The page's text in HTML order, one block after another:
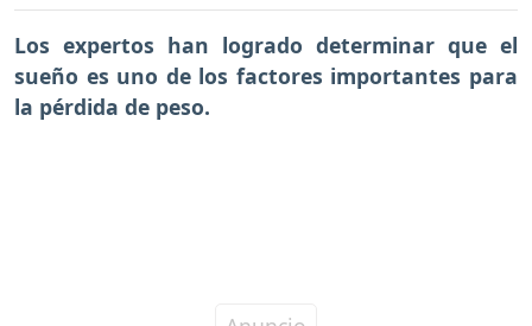
Los expertos han logrado determinar que el
sueño es uno de los factores importantes para
la pérdida de peso.